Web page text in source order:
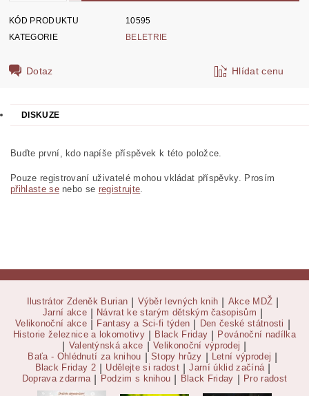
KÓD PRODUKTU
10595
KATEGORIE
BELETRIE
Dotaz Hlídat cenu
DISKUZE
Buďte první, kdo napíše příspěvek k této položce.
Pouze registrovaní uživatelé mohou vkládat příspěvky. Prosím
přihlaste senebo se registrujte.
Ilustrátor Zdeněk Burian Výběr levných knih Akce MDŽ
Jarní akce Návrat ke starým dětským časopisům
Velikonoční akce Fantasy a Sci-fi týden Den české státnosti
Historie železnice a lokomotivy Black Friday Povánoční nadílka
Valentýnská akce Velikonoční výprodej
Baťa - Ohlédnutí za knihou Stopy hrůzy Letní výprodej
Black Friday 2 Udělejte si radost Jarní úklid začíná
Doprava zdarma Podzim s knihou Black Friday Pro radost